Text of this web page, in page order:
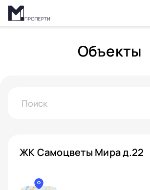
Объекты
ЖК Самоцветы Мира д.22